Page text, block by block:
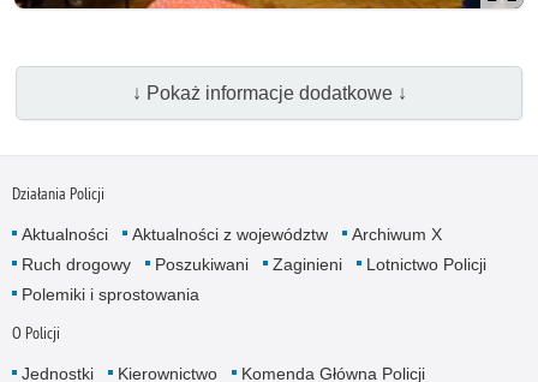
↓ Pokaż informacje dodatkowe ↓
Działania Policji
Aktualności Aktualności z województw
Archiwum X
Ruch drogowy
Poszukiwani Zaginieni
Lotnictwo Policji
Polemiki i sprostowania
O Policji
Jednostki Kierownictwo
Komenda Główna Policji